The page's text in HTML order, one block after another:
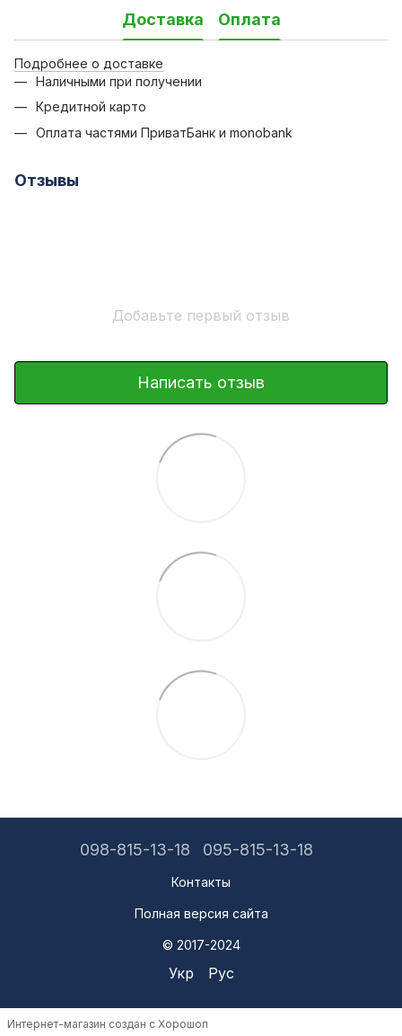
Доставка Оплата
Подробнее о доставке
Наличными при получении
Кредитной карто
Оплата частями ПриватБанк и monobank
Отзывы
Добавьте первый отзыв
Написать отзыв
098-815-13-18 095-815-13-18
Контакты
Полная версия сайта
© 2017-2024
Укр Рус
Интернет-магазин создан с Хорошоп